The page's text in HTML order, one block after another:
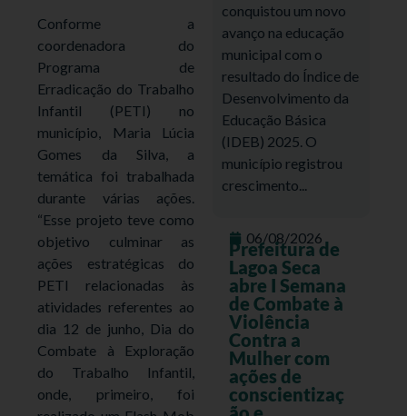
Conforme a
coordenadora do
Programa de
Erradicação do Trabalho
Infantil (PETI) no
município, Maria Lúcia
Gomes da Silva, a
temática foi trabalhada
durante várias ações.
“Esse projeto teve como
objetivo culminar as
ações estratégicas do
PETI relacionadas às
atividades referentes ao
dia 12 de junho, Dia do
Combate à Exploração
do Trabalho Infantil,
onde, primeiro, foi
conquistou um novo
avanço na educação
municipal com o
resultado do Índice de
Desenvolvimento da
Educação Básica
(IDEB) 2025. O
município registrou
crescimento...
06/08/2026
Prefeitura de
Lagoa Seca
abre I Semana
de Combate à
Violência
Contra a
Mulher com
ações de
conscientizaç